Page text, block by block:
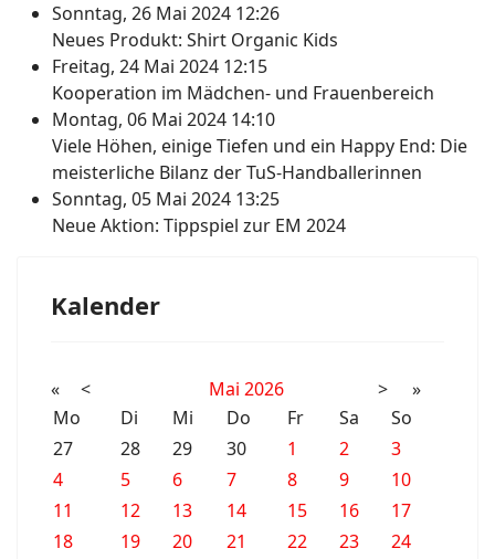
Sonntag, 26 Mai 2024 12:26
Neues Produkt: Shirt Organic Kids
Freitag, 24 Mai 2024 12:15
Kooperation im Mädchen- und Frauenbereich
Montag, 06 Mai 2024 14:10
Viele Höhen, einige Tiefen und ein Happy End: Die
meisterliche Bilanz der TuS-Handballerinnen
Sonntag, 05 Mai 2024 13:25
Neue Aktion: Tippspiel zur EM 2024
Kalender
« < Mai 2026 >
»
Mo
Di Mi Do Fr Sa
So
27
28 29 30 1 2
3
4
5 6 7 8 9
10
11
12 13 14 15 16
17
18
19 20 21 22 23
24